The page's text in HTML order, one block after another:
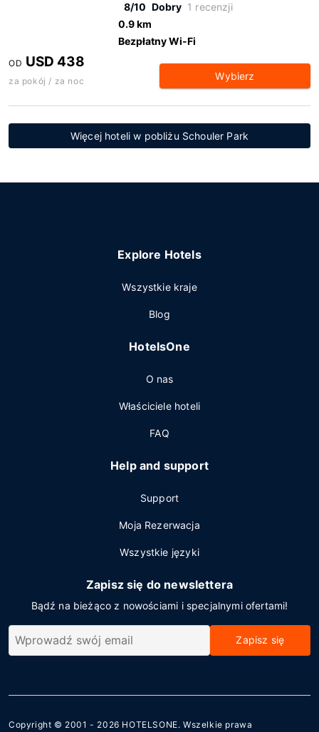
8/10 Dobry 1 recenzji
0.9 km
Bezpłatny Wi-Fi
OD USD 438
za pokój / za noc Wybierz
Więcej hoteli w pobliżu Schouler Park
Explore Hotels
Wszystkie kraje
Blog
HotelsOne
O nas
Właściciele hoteli
FAQ
Help and support
Support
Moja Rezerwacja
Wszystkie języki
Zapisz się do newslettera
Bądź na bieżąco z nowościami i specjalnymi ofertami!
Zapisz się
Copyright © 2001 - 2026 HOTELSONE. Wszelkie prawa